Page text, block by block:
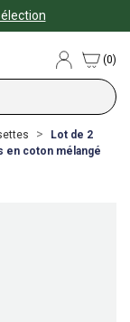
(0)
Lot de 2
en coton mélangé